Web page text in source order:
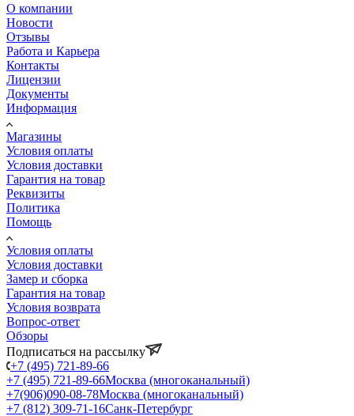
О компании
Новости
Отзывы
Работа и Карьера
Контакты
Лицензии
Документы
Информация
Магазины
Условия оплаты
Условия доставки
Гарантия на товар
Реквизиты
Политика
Помощь
Условия оплаты
Условия доставки
Замер и сборка
Гарантия на товар
Условия возврата
Вопрос-ответ
Обзоры
Подписаться на рассылку
+7 (495) 721-89-66
+7 (495) 721-89-66Москва (многоканальный)
+7(906)090-08-78Москва (многоканальный)
+7 (812) 309-71-16Санк-Петербург